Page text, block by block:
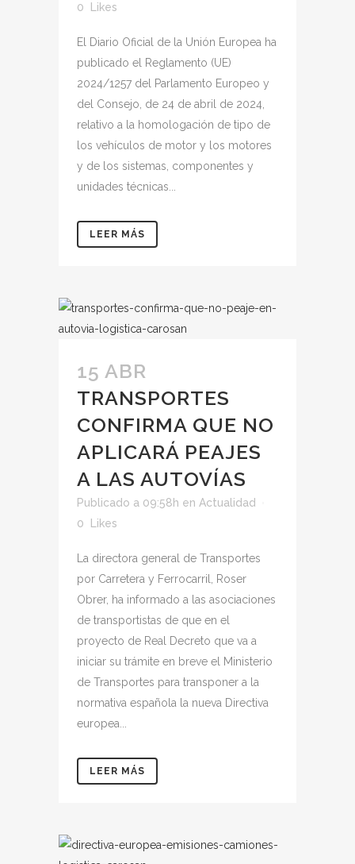
0
Likes
El Diario Oficial de la Unión Europea ha
publicado el Reglamento (UE)
2024/1257 del Parlamento Europeo y
del Consejo, de 24 de abril de 2024,
relativo a la homologación de tipo de
los vehículos de motor y los motores
y de los sistemas, componentes y
unidades técnicas...
LEER MÁS
15 ABR
TRANSPORTES
CONFIRMA QUE NO
APLICARÁ PEAJES
A LAS AUTOVÍAS
Publicado a 09:58h en Actualidad
0
Likes
La directora general de Transportes
por Carretera y Ferrocarril, Roser
Obrer, ha informado a las asociaciones
de transportistas de que en el
proyecto de Real Decreto que va a
iniciar su trámite en breve el Ministerio
de Transportes para transponer a la
normativa española la nueva Directiva
europea...
LEER MÁS